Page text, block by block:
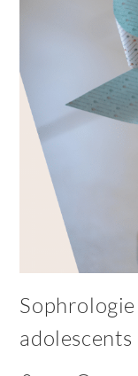
adolescents